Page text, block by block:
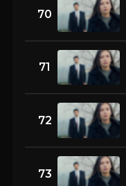
70
71
72
73